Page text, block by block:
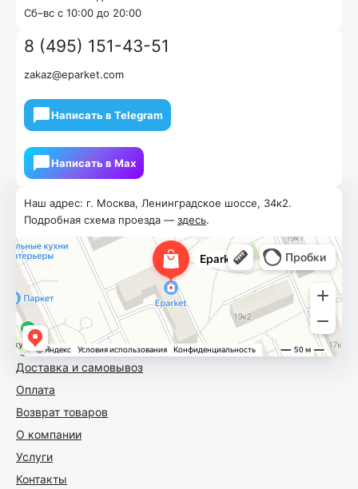
Доставка и самовывоз
Оплата
Возврат товаров
О компании
Услуги
Контакты
Наш адрес: г. Москва, Ленинградское шоссе, 34к2.
Подробная схема проезда — здесь.
Cб–вс с 10:00 до 20:00
8 (495) 151-43-51
zakaz@eparket.com
Написать в Telegram
Написать в Мах